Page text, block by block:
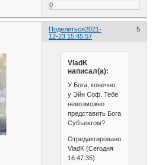
0
Поделиться 5
2021-
12-23 15:45:57
VladK
написал(а):
У Бога, конечно,
у Эйн Соф. Тебе
невозможно
представить Бога
Субъектом?
Отредактировано
VladK (Сегодня
16:47:35)